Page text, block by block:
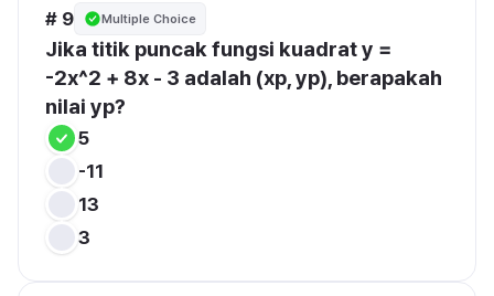
# 9 Multiple Choice
Jika titik puncak fungsi kuadrat y =
-2x^2 + 8x - 3 adalah (xp, yp), berapakah
nilai yp?
5
-11
13
3